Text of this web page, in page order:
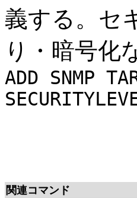
義する。セ
り・暗号化
ADD SNMP
関連コマンド